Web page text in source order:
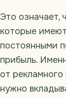
Это означает,
которые
постоянными
прибыль.
от
нужно